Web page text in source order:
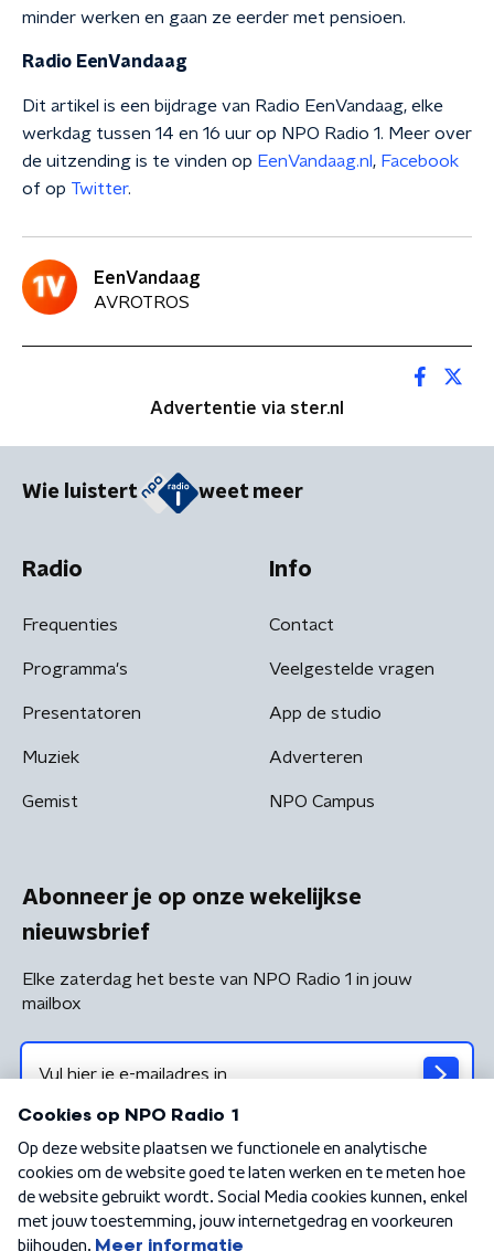
minder werken en gaan ze eerder met pensioen.
Radio EenVandaag
Dit artikel is een bijdrage van Radio EenVandaag, elke
werkdag tussen 14 en 16 uur op NPO Radio 1. Meer over
de uitzending is te vinden op EenVandaag.nl , Facebook
of op Twitter.
EenVandaag
AVROTROS
Advertentie via ster.nl
Wie luistert weet meer
Radio
Frequenties
Programma's
Presentatoren
Muziek
Gemist
Info
Contact
Veelgestelde vragen
App de studio
Adverteren
NPO Campus
Abonneer je op onze wekelijkse
nieuwsbrief
Elke zaterdag het beste van NPO Radio 1 in jouw
mailbox
Algemene voorwaarden